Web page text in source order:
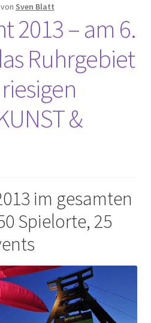
öffnen
von Sven Blatt
2013 – am 6.
Ruhrgebiet
&
im gesamten
Spielorte, 25